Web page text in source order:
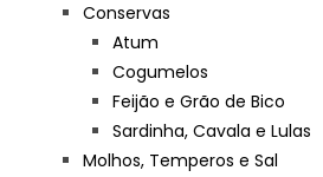
Conservas
Atum
Cogumelos
Feijão e Grão de Bico
Sardinha, Cavala e Lulas
Molhos, Temperos e Sal